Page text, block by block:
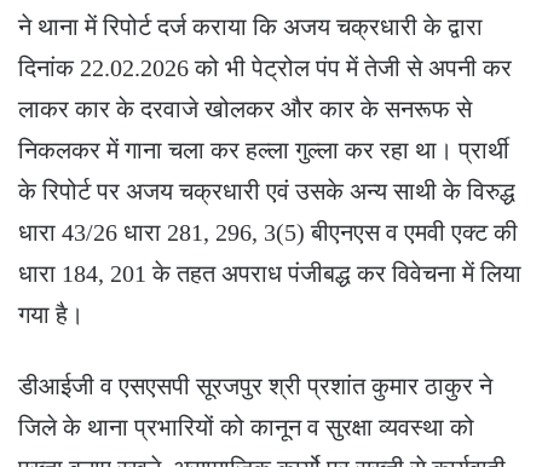
ने थाना में रिपोर्ट दर्ज कराया कि अजय चक्रधारी के द्वारा
दिनांक 22.02.2026 को भी पेट्रोल पंप में तेजी से अपनी कर
लाकर कार के दरवाजे खोलकर और कार के सनरूफ से
निकलकर में गाना चला कर हल्ला गुल्ला कर रहा था। प्रार्थी
के रिपोर्ट पर अजय चक्रधारी एवं उसके अन्य साथी के विरुद्ध
धारा 43/26 धारा 281, 296, 3(5) बीएनएस व एमवी एक्ट की
धारा 184, 201 के तहत अपराध पंजीबद्ध कर विवेचना में लिया
गया है।
डीआईजी व एसएसपी सूरजपुर श्री प्रशांत कुमार ठाकुर ने
जिले के थाना प्रभारियों को कानून व सुरक्षा व्यवस्था को